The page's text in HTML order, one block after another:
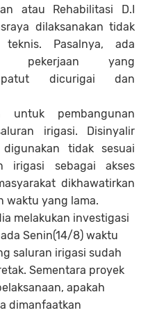
atau Rehabilitasi D.I
dilaksanakan tidak
teknis. Pasalnya, ada
pekerjaan yang
patut dicurigai dan
untuk pembangunan
irigasi. Disinyalir
tidak sesuai
irigasi sebagai akses
dikhawatirkan
waktu yang lama.
melakukan investigasi
Senin(14/8) waktu
saluran irigasi sudah
Sementara proyek
apakah
dimanfaatkan